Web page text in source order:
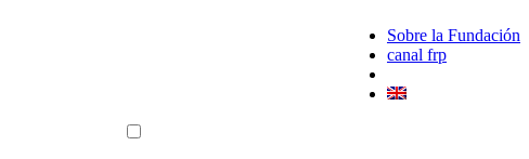
Sobre la Fundación
canal frp